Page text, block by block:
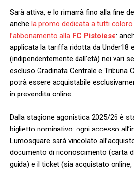
Sarà attiva, e lo rimarrà fino alla fine
anche la promo dedicata a tutti coloro
l’abbonamento alla FC Pistoiese:
applicata la tariffa ridotta da Under18
(indipendentemente dall’età) nei vari
escluso Gradinata Centrale e Tribuna
potrà essere acquistabile
in prevendita online.
Dalla stagione agonistica 2025/26 è
biglietto nominativo: ogni accesso
Lumosquare sarà vincolato
documento di riconoscimento (carta
guida) e il ticket (sia acquistato